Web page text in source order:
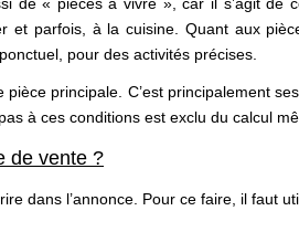
de « pièces à vivre », car il s’agit
et parfois, à la cuisine. Quant aux
pour des activités précises.
principale. C’est principalement
à ces conditions est exclu du calcul
de vente ?
dans l’annonce. Pour ce faire, il faut